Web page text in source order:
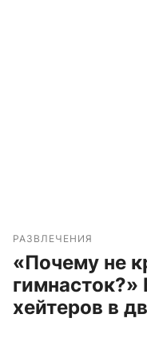
РАЗВЛЕЧЕНИЯ
«Почему не
гимнасток?»
хейтеров в